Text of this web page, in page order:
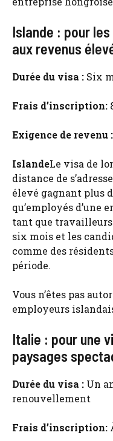
Islande : pour
aux revenus
Durée du visa : Six
Frais d’inscription:
Exigence de revenu :
IslandeLe visa de
distance de
élevé gagnant plus
qu’employés d’une
tant que
six mois et les
comme des
période.
Vous n’êtes pas
employeurs
Italie : pour une
paysages
Durée du visa : Un
renouvellement
Frais d’inscription: